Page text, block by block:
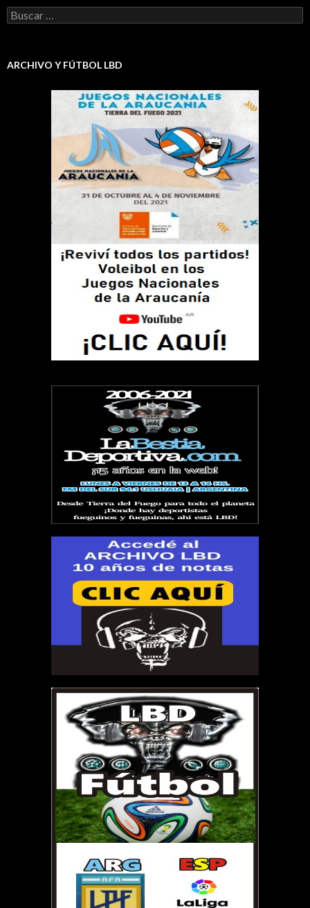
Buscar:
ARCHIVO Y FÚTBOL LBD